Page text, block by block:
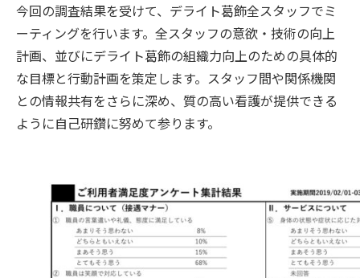
今回の調査結果を受けて、デライト葛飾全スタッフでミ
ーティングを行います。全スタッフの意欲・技術の向上
計画、並びにデライト葛飾の組織力向上のための具体的
な目標と行動計画を策定します。スタッフ間や関係機関
との情報共有をさらに深め、質の高い看護が提供できる
ように自己研鑽に努めて参ります。